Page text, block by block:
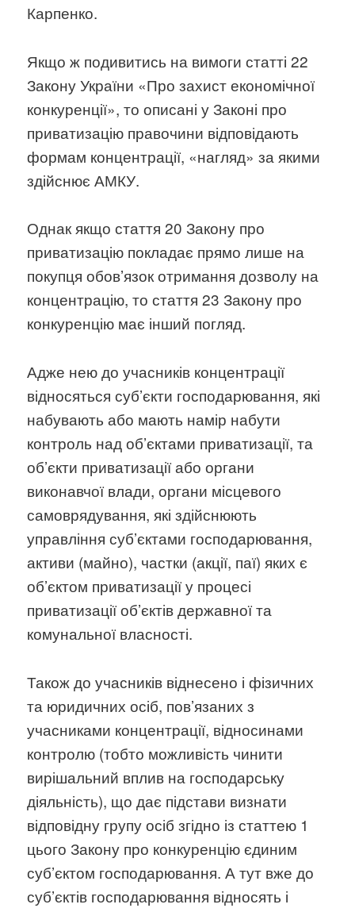
Карпенко.
Якщо ж подивитись на вимоги статті 22
Закону України «Про захист економічної
конкуренції», то описані у Законі про
приватизацію правочини відповідають
формам концентрації, «нагляд» за якими
здійснює АМКУ.
Однак якщо стаття 20 Закону про
приватизацію покладає прямо лише на
покупця обовʼязок отримання дозволу на
концентрацію, то стаття 23 Закону про
конкуренцію має інший погляд.
Адже нею до учасників концентрації
відносяться суб’єкти господарювання, які
набувають або мають намір набути
контроль над об’єктами приватизації, та
об’єкти приватизації або органи
виконавчої влади, органи місцевого
самоврядування, які здійснюють
управління суб’єктами господарювання,
активи (майно), частки (акції, паї) яких є
об’єктом приватизації у процесі
приватизації об’єктів державної та
комунальної власності.
Також до учасників віднесено і фізичних
та юридичних осіб, пов’язаних з
учасниками концентрації, відносинами
контролю (тобто можливість чинити
вирішальний вплив на господарську
діяльність), що дає підстави визнати
відповідну групу осіб згідно із статтею 1
цього Закону про конкуренцію єдиним
суб’єктом господарювання. А тут вже до
суб’єктів господарювання відносять і